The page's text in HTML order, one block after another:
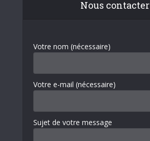
Nous contacter
Votre nom (nécessaire)
Votre e-mail (nécessaire)
Sujet de votre message